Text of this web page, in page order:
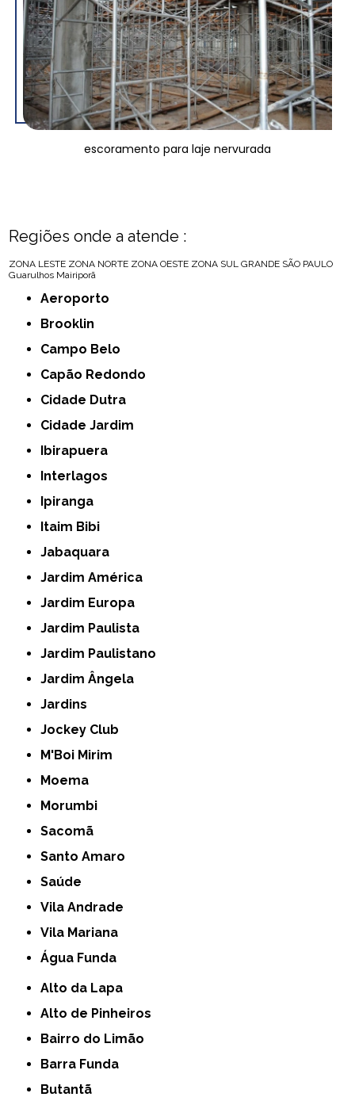
escoramento para laje nervurada
Regiões onde a atende :
ZONA LESTE ZONA NORTE ZONA OESTE ZONA SUL GRANDE SÃO PAULO
Guarulhos Mairiporã
Aeroporto
Brooklin
Campo Belo
Capão Redondo
Cidade Dutra
Cidade Jardim
Ibirapuera
Interlagos
Ipiranga
Itaim Bibi
Jabaquara
Jardim América
Jardim Europa
Jardim Paulista
Jardim Paulistano
Jardim Ângela
Jardins
Jockey Club
M'Boi Mirim
Moema
Morumbi
Sacomã
Santo Amaro
Saúde
Vila Andrade
Vila Mariana
Água Funda
Alto da Lapa
Alto de Pinheiros
Bairro do Limão
Barra Funda
Butantã